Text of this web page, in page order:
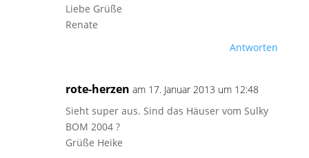
Liebe Grüße
Renate
Antworten
rote-herzen am 17. Januar 2013 um 12:48
Sieht super aus. Sind das Häuser vom Sulky
BOM 2004 ?
Grüße Heike